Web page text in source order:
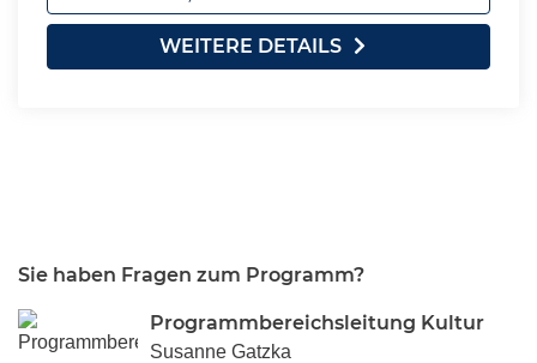
WEITERE DETAILS
Sie haben Fragen zum Programm?
Programmbereichsleitung Kultur
Susanne Gatzka